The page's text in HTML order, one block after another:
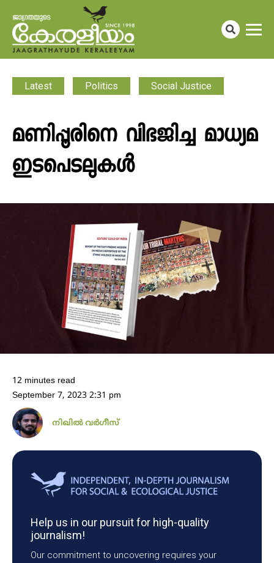
Latest Politics Social Justice
മണിപ്പൂരിനെ വിഭജിച്ച മാധ്യമ
ഇടപെടലുകൾ
12 minutes read
September 7, 2023 2:31 pm
നിഖില്‍ വര്‍ഗീസ്‌
Help us in our pursuit for high-quality
journalism!
Our commitment to uncovering requires your